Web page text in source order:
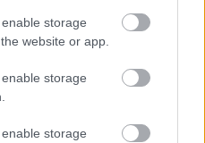
storage
website or app.
storage
storage